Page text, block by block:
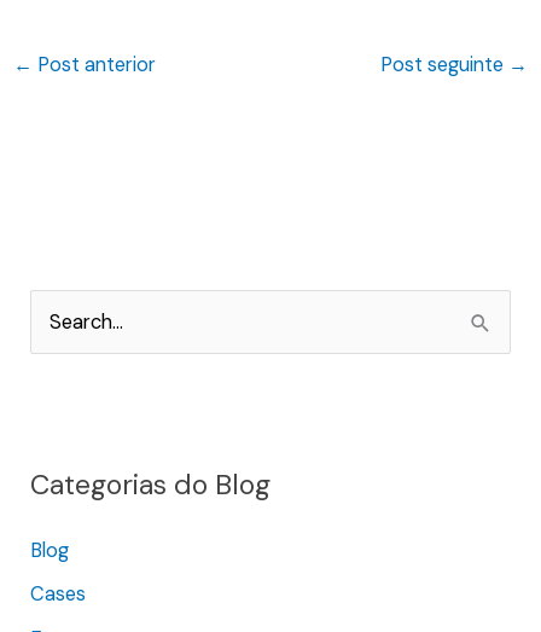
← Post anterior Post seguinte →
u
s
a
Categorias do Blog
Blog
Cases